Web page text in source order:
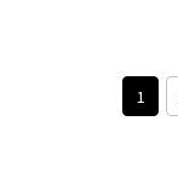
1